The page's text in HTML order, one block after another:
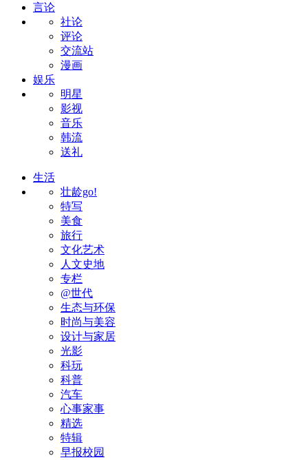
言论
社论
评论
交流站
漫画
娱乐
明星
影视
音乐
韩流
送礼
生活
壮龄go!
特写
美食
旅行
文化艺术
人文史地
专栏
@世代
生态与环保
时尚与美容
设计与家居
光影
科玩
科普
汽车
心事家事
精选
特辑
早报校园